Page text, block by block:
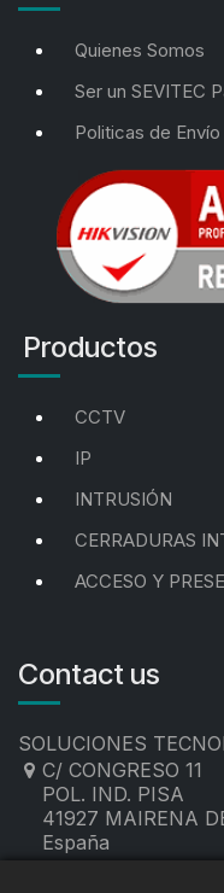
Quienes Somos
Ser un SEVITEC
Politicas de Envío
Productos
CCTV
IP
INTRUSIÓN
CERRADURAS
ACCESO Y
Contact us
SOLUCIONES
C/ CONGRESO 11
POL. IND. PISA
41927 MAIRENA
España